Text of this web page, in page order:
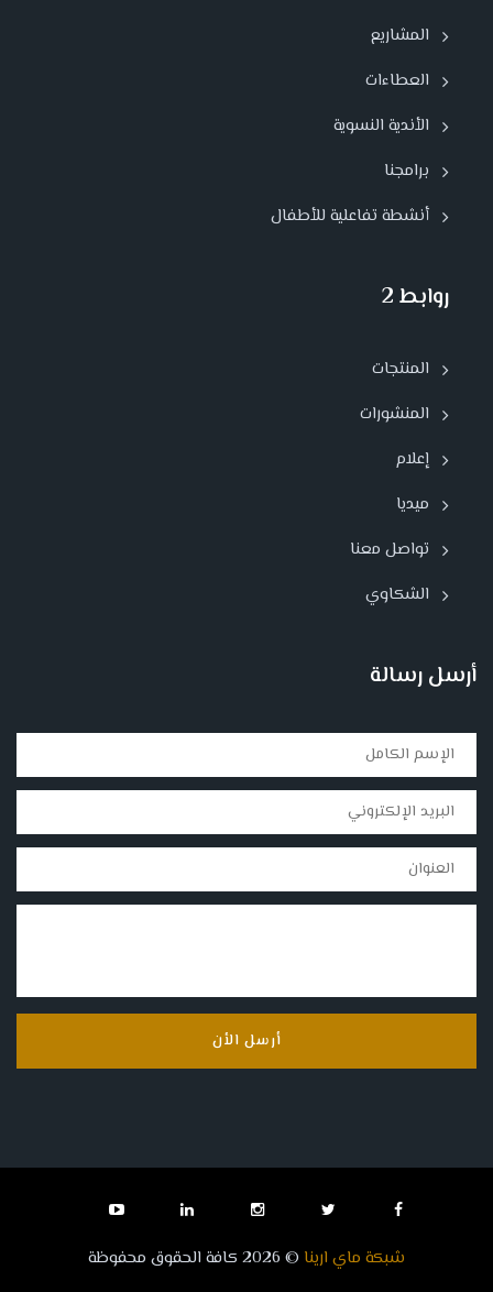
المشاريع
العطاءات
الأندية النسوية
برامجنا
أنشطة تفاعلية للأطفال
روابط 2
المنتجات
المنشورات
إعلام
ميديا
تواصل معنا
الشكاوي
أرسل رسالة
أرسل الأن
شبكة ماي ارينا © 2026 كافة الحقوق محفوظة